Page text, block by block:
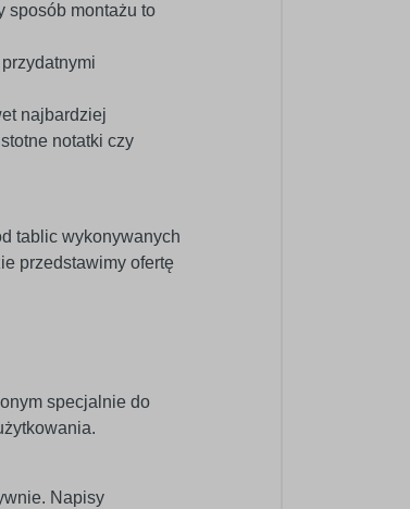
sposób montażu to
najbardziej
notatki czy
tablic wykonywanych
przedstawimy ofertę
specjalnie do
Napisy